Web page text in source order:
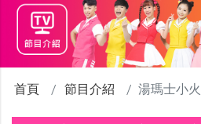
首頁 節目介紹 湯瑪士小